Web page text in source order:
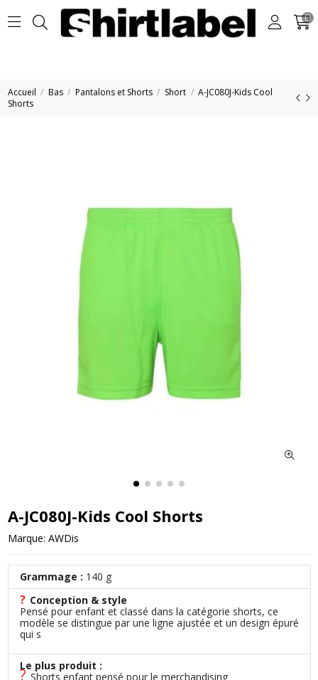
0
Accueil Bas Pantalons et Shorts Short
A-JC080J-Kids Cool
Shorts
A-JC080J-Kids Cool Shorts
Marque: AWDis
Grammage : 140 g
? Conception & style
Pensé pour enfant et classé dans la catégorie shorts, ce
modèle se distingue par une ligne ajustée et un design épuré
qui s
Le plus produit :
? Shorts enfant pensé pour le merchandising